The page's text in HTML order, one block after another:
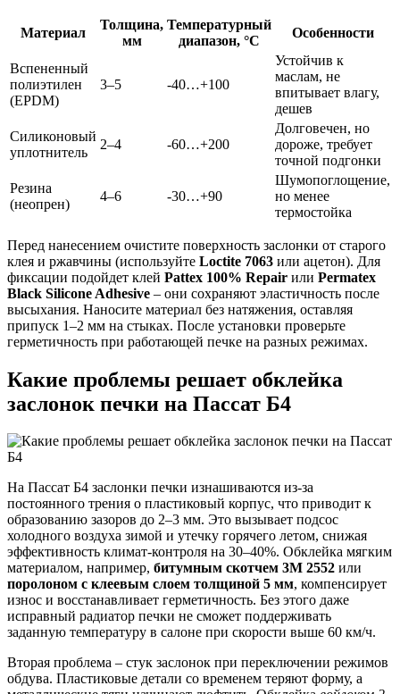
Материал
Толщина,
мм
Температурный
диапазон, °C
Особенности
Вспененный
полиэтилен
(EPDM)
3–5 -40…+100
Устойчив к
маслам, не
впитывает влагу,
дешев
Силиконовый
уплотнитель
2–4 -60…+200
Долговечен, но
дороже, требует
точной подгонки
Резина
(неопрен)
4–6 -30…+90
Шумопоглощение,
но менее
термостойка
Перед нанесением очистите поверхность заслонки от старого
клея и ржавчины (используйте Loctite 7063 или ацетон). Для
фиксации подойдет клей Pattex 100% Repair или Permatex
Black Silicone Adhesive – они сохраняют эластичность после
высыхания. Наносите материал без натяжения, оставляя
припуск 1–2 мм на стыках. После установки проверьте
герметичность при работающей печке на разных режимах.
Какие проблемы решает обклейка
заслонок печки на Пассат Б4
На Пассат Б4 заслонки печки изнашиваются из-за
постоянного трения о пластиковый корпус, что приводит к
образованию зазоров до 2–3 мм. Это вызывает подсос
холодного воздуха зимой и утечку горячего летом, снижая
эффективность климат-контроля на 30–40%. Обклейка мягким
материалом, например, битумным скотчем 3M 2552 или
поролоном с клеевым слоем толщиной 5 мм, компенсирует
износ и восстанавливает герметичность. Без этого даже
исправный радиатор печки не сможет поддерживать
заданную температуру в салоне при скорости выше 60 км/ч.
Вторая проблема – стук заслонок при переключении режимов
обдува. Пластиковые детали со временем теряют форму, а